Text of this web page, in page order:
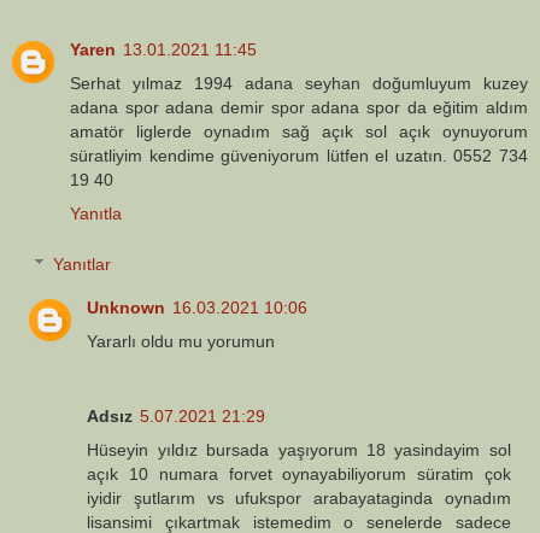
Yaren 13.01.2021 11:45
Serhat yılmaz 1994 adana seyhan doğumluyum kuzey
adana spor adana demir spor adana spor da eğitim aldım
amatör liglerde oynadım sağ açık sol açık oynuyorum
süratliyim kendime güveniyorum lütfen el uzatın. 0552 734
19 40
Yanıtla
Yanıtlar
Unknown 16.03.2021 10:06
Yararlı oldu mu yorumun
Adsız 5.07.2021 21:29
Hüseyin yıldız bursada yaşıyorum 18 yasindayim sol
açık 10 numara forvet oynayabiliyorum süratim çok
iyidir şutlarım vs ufukspor arabayataginda oynadım
lisansimi çıkartmak istemedim o senelerde sadece